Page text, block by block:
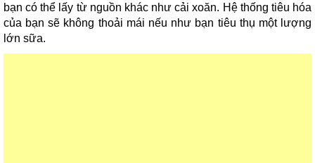
bạn có thể lấy từ nguồn khác như cải xoăn. Hệ thống tiêu hóa
của bạn sẽ không thoải mái nếu như bạn tiêu thụ một lượng
lớn sữa.